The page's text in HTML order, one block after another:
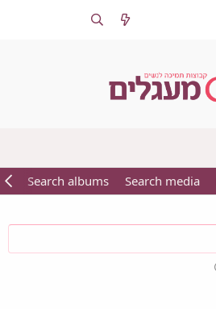
Search media
Search albums